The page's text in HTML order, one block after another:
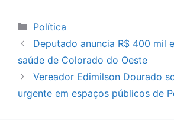
Categorias
Política
Deputado anuncia R$ 400 mil
saúde de Colorado do Oeste
Vereador Edimilson Dourado
urgente em espaços públicos de